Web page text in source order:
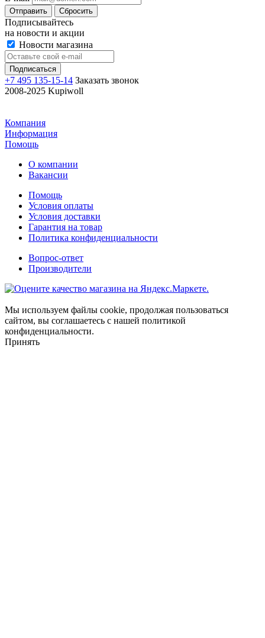
Отправить Сбросить
Подписывайтесь
на новости и акции
Новости магазина
+7 495 135-15-14 Заказать звонок
2008-2025 Kupiwoll
Компания
Информация
Помощь
О компании
Вакансии
Помощь
Условия оплаты
Условия доставки
Гарантия на товар
Политика конфиденциальности
Вопрос-ответ
Производители
Мы используем файлы cookie, продолжая пользоваться
сайтом, вы соглашаетесь с нашей политикой
конфиденциальности.
Принять